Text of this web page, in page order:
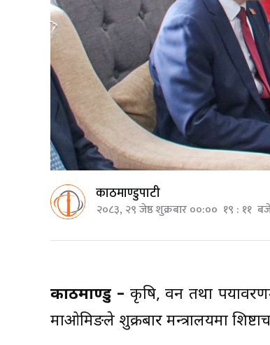
काठमाण्डुपाटी
२०८३, २९ जेष्ठ शुक्रबार ००:०० १९ : ११
काठमाण्डु – कृषि, वन तथा
माओमिङले शुक्रबार मन्त्रालयमा